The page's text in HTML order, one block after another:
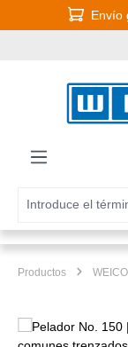
Saltar al contenido
Envío
Productos
Omitir galería de